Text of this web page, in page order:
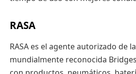
RASA
RASA es el agente autorizado de
mundialmente reconocida